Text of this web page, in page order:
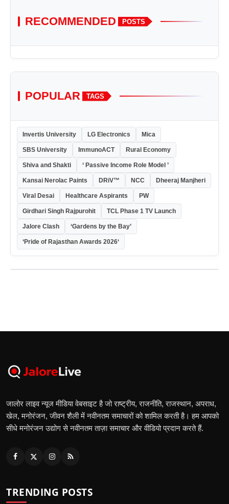
RECOMMENDED POSTS
POPULAR TAGS
Invertis University LG Electronics Mica
SBS University ImmunoACT Rural Economy
Shiva and Shakti ‘ Passive Income Role Model ’
Kansai Nerolac Paints DRiV™ NCC Dheeraj Manjheri
Viral Desai Healthcare Aspirants PW
Girdhari Singh Rajpurohit TCL Phase 1 TV Launch
Jalore Clash ‘Gardens by the Bay’
‘Pride of Rajasthan Awards 2026‘
जालोर लाइव न्यूज मीडिया वेबसाइट है जो राष्ट्रीय, राजनीति, राजस्थान, अपराध,
खेल, मनोरंजन, जीवन शैली में नवीनतम समाचारों को शामिल करती है। हम आपको
सीधे मनोरंजन उद्योग से नवीनतम ताज़ा समाचार और वीडियो प्रदान करते हैं.
TRENDING POSTS